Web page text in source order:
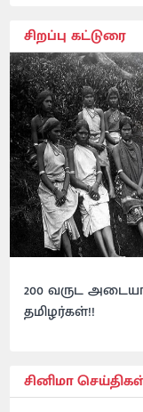
சிறப்பு கட்டுரை
200 வருட
தமிழர்கள்!!
சினிமா